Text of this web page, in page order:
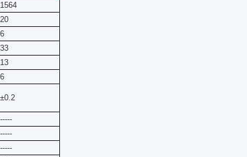
1564
20
6
33
13
6
±0.2
-----
-----
-----